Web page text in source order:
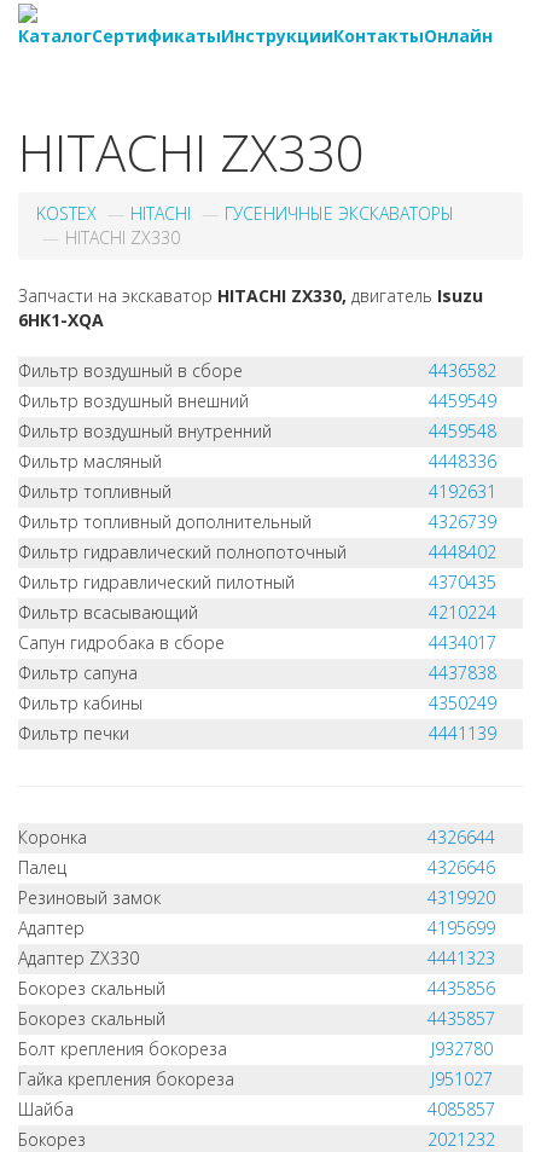
КаталогСертификатыИнструкцииКонтактыОнлайн
HITACHI ZX330
KOSTEX HITACHI
ГУСЕНИЧНЫЕ ЭКСКАВАТОРЫ
HITACHI ZX330
Запчасти на экскаватор HITACHI ZX330, двигатель Isuzu
6HK1-XQA
Фильтр воздушный в сборе
4436582
Фильтр воздушный внешний
4459549
Фильтр воздушный внутренний
4459548
Фильтр масляный
4448336
Фильтр топливный
4192631
Фильтр топливный дополнительный
4326739
Фильтр гидравлический полнопоточный
4448402
Фильтр гидравлический пилотный
4370435
Фильтр всасывающий
4210224
Сапун гидробака в сборе
4434017
Фильтр сапуна
4437838
Фильтр кабины
4350249
Фильтр печки
4441139
Коронка
4326644
Палец
4326646
Резиновый замок
4319920
Адаптер
4195699
Адаптер ZX330
4441323
Бокорез скальный
4435856
Бокорез скальный
4435857
Болт крепления бокореза
J932780
Гайка крепления бокореза
J951027
Шайба
4085857
Бокорез
2021232